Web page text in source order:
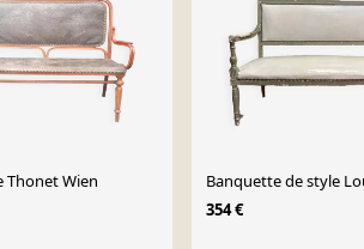
Thonet Wien
Banquette de style
354 €